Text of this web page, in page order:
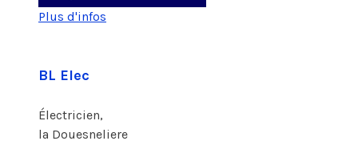
Plus d'infos
BL Elec
Électricien,
la Douesneliere